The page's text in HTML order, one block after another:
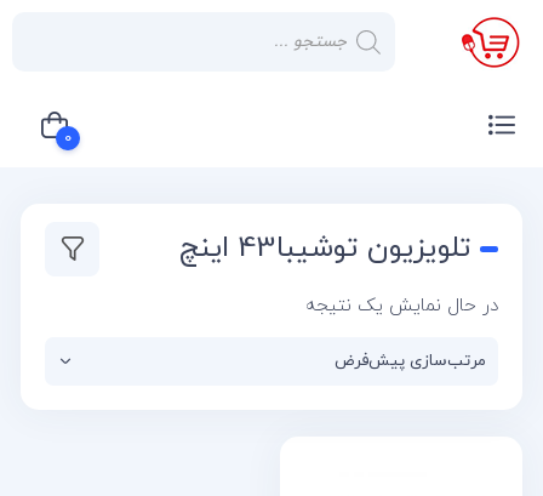
×
صفحه
صوتی و
گازی
0
سبد خرید شما خالی استتلویزیون توشیبا43 اینچ
در حال نمایش یک نتیجه